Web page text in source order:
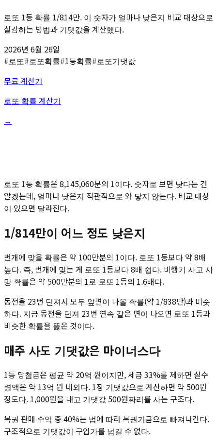
로또 1등 확률 1/814만. 이 숫자가 얼마나 낮은지 비교 대상으로
실감하는 방법과 기댓값을 계산했다.
2026년 6월 26일
#로또#로또확률#1등확률#로또기댓값
무료 계산기
로또 확률 계산기
→
로또 1등 확률은 8,145,060분의 1이다. 숫자로 보면 낮다는 건
알겠는데, 얼마나 낮은지 직관적으로 와 닿지 않는다. 비교 대상
이 있으면 달라진다.
1/814만이 어느 정도 낮은지
번개에 맞을 확률은 약 100만분의 1이다. 로또 1등보다 약 8배
높다. 즉, 번개에 맞는 게 로또 1등보다 8배 쉽다. 비행기 사고 사
망 확률은 약 500만분의 1로 로또 1등의 1.6배다.
동전을 23번 던져서 모두 앞면이 나올 확률(약 1/838만)과 비슷
하다. 지금 동전을 던져 23번 연속 같은 면이 나오면 로또 1등과
비슷한 확률을 뚫은 것이다.
매주 사도 기댓값은 마이너스다
1등 당첨금은 평균 약 20억 원이지만, 세금 33%를 제하면 실수
령액은 약 13억 원 내외다. 1장 기댓값으로 계산하면 약 500원
정도다. 1,000원을 내고 기댓값 500원짜리를 사는 구조다.
복권 판매 수익 중 40%는 법에 따라 복권기금으로 빠져나간다.
구조적으로 기댓값이 구입가를 넘길 수 없다.